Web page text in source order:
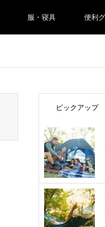
服・寝具 便利
ピックアップ